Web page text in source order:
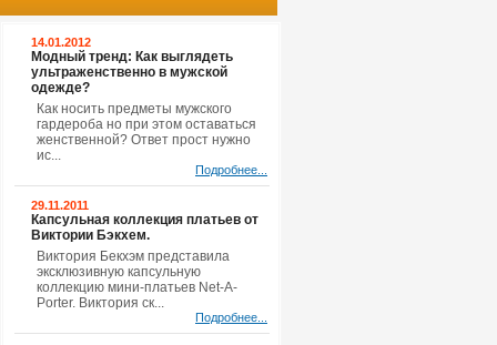
14.01.2012
Модный тренд: Как выглядеть
ультраженственно в мужской
одежде?
Как носить предметы мужского
гардероба но при этом оставаться
женственной? Ответ прост нужно
ис...
Подробнее...
29.11.2011
Капсульная коллекция платьев от
Виктории Бэкхем.
Виктория Бекхэм представила
эксклюзивную капсульную
коллекцию мини-платьев Net-A-
Porter. Виктория ск...
Подробнее...